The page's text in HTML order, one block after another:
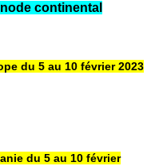
continental
du 5 au 10 février 2023
du 5 au 10 février